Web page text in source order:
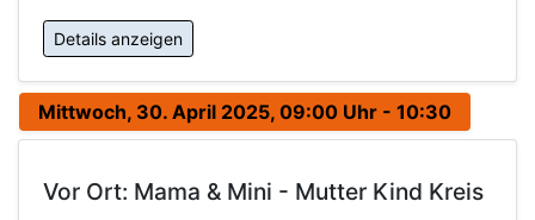
Details anzeigen
Mittwoch, 30. April 2025, 09:00 Uhr - 10:30
Vor Ort: Mama & Mini - Mutter Kind Kreis